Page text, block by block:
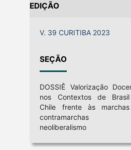
EDIÇÃO
V. 39 CURITIBA 2023
SEÇÃO
DOSSIÊ Valorização
nos Contextos de
Chile frente às
contramarchas
neoliberalismo